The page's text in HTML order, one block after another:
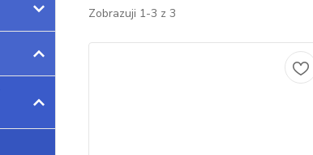
Zobrazuji 1-3 z 3